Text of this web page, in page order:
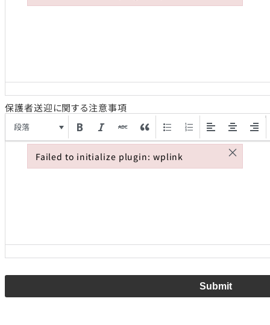
保護者送迎に関する注意事項
段落
Submit
Failed to initialize plugin: wplink
Failed to initialize plugin: wplink ×
Failed to initialize plugin: wplink